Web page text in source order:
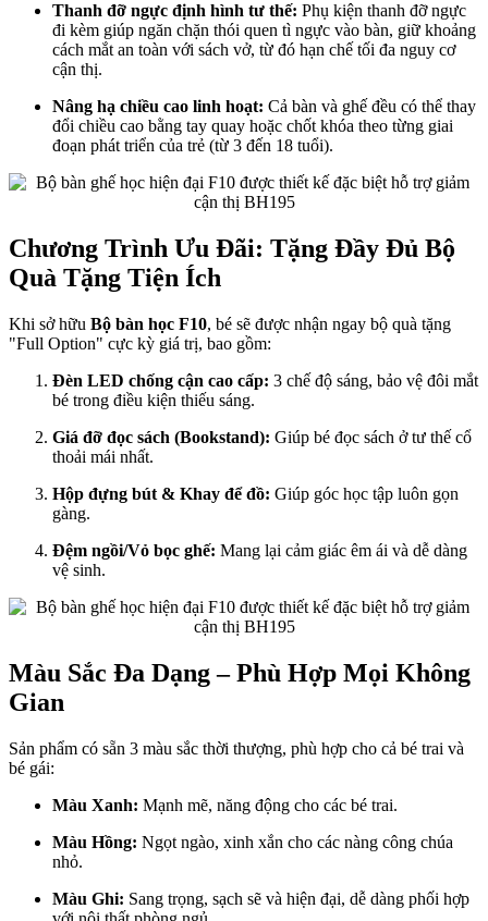
Thanh đỡ ngực định hình tư thế: Phụ kiện thanh đỡ ngực
đi kèm giúp ngăn chặn thói quen tì ngực vào bàn, giữ khoảng
cách mắt an toàn với sách vở, từ đó hạn chế tối đa nguy cơ
cận thị.
Nâng hạ chiều cao linh hoạt: Cả bàn và ghế đều có thể thay
đổi chiều cao bằng tay quay hoặc chốt khóa theo từng giai
đoạn phát triển của trẻ (từ 3 đến 18 tuổi).
Chương Trình Ưu Đãi: Tặng Đầy Đủ Bộ
Quà Tặng Tiện Ích
Khi sở hữu Bộ bàn học F10, bé sẽ được nhận ngay bộ quà tặng
"Full Option" cực kỳ giá trị, bao gồm:
Đèn LED chống cận cao cấp: 3 chế độ sáng, bảo vệ đôi mắt
bé trong điều kiện thiếu sáng.
Giá đỡ đọc sách (Bookstand): Giúp bé đọc sách ở tư thế cổ
thoải mái nhất.
Hộp đựng bút & Khay để đồ: Giúp góc học tập luôn gọn
gàng.
Đệm ngồi/Vỏ bọc ghế: Mang lại cảm giác êm ái và dễ dàng
vệ sinh.
Màu Sắc Đa Dạng – Phù Hợp Mọi Không
Gian
Sản phẩm có sẵn 3 màu sắc thời thượng, phù hợp cho cả bé trai và
bé gái:
Màu Xanh: Mạnh mẽ, năng động cho các bé trai.
Màu Hồng: Ngọt ngào, xinh xắn cho các nàng công chúa
nhỏ.
Màu Ghi: Sang trọng, sạch sẽ và hiện đại, dễ dàng phối hợp